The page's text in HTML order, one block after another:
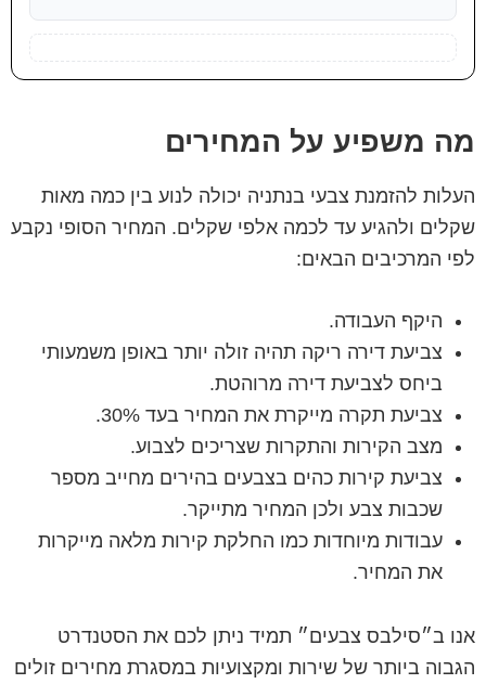
מה משפיע על המחירים
העלות להזמנת צבעי בנתניה יכולה לנוע בין כמה מאות
שקלים ולהגיע עד לכמה אלפי שקלים. המחיר הסופי נקבע
לפי המרכיבים הבאים:
היקף העבודה.
צביעת דירה ריקה תהיה זולה יותר באופן משמעותי
ביחס לצביעת דירה מרוהטת.
צביעת תקרה מייקרת את המחיר בעד 30%.
מצב הקירות והתקרות שצריכים לצבוע.
צביעת קירות כהים בצבעים בהירים מחייב מספר
שכבות צבע ולכן המחיר מתייקר.
עבודות מיוחדות כמו החלקת קירות מלאה מייקרות
את המחיר.
אנו ב״סילבס צבעים״ תמיד ניתן לכם את הסטנדרט
הגבוה ביותר של שירות ומקצועיות במסגרת מחירים זולים